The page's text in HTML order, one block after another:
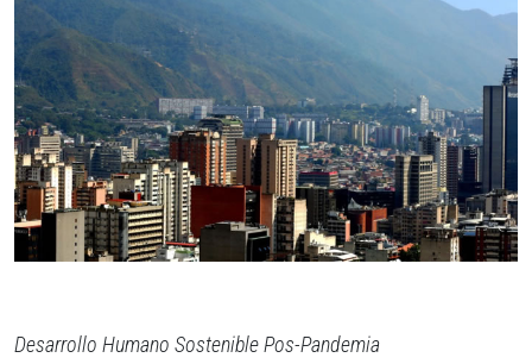
Desarrollo Humano Sostenible Pos-Pandemia